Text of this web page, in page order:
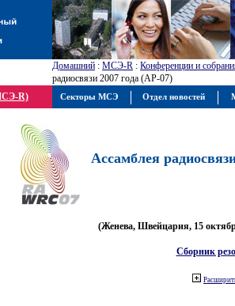
Домашний : МСЭ-R : Конференции и
радиосвязи 2007 года (АР-07)
R)
Ассамблея
(Женева, Швейцария, 15
Сборник
Секторы МСЭ Отдел новостей